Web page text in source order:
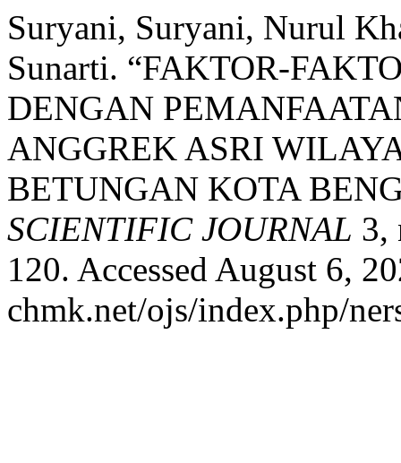
Suryani, Suryani, Nurul
Sunarti. “FAKTOR-
DENGAN
ANGGREK ASRI
BETUNGAN KOTA
SCIENTIFIC JOURNAL 3,
120. Accessed August 6,
chmk.net/ojs/index.php/